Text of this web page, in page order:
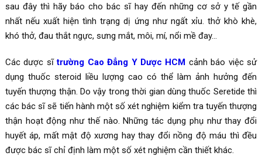
sau đây thì hãy báo cho bác sĩ hay đến những cơ sở y tế gần
nhất nếu xuất hiện tình trạng dị ứng như ngất xỉu. thở khò khè,
khó thở, đau thắt ngực, sưng mắt, môi, mí, nổi mề đay…
Các dược sĩtrường Cao Đẳng Y Dược HCM cảnh báo việc sử
dụng thuốc steroid liều lượng cao có thể làm ảnh hưởng đến
tuyến thượng thận. Do vậy trong thời gian dùng thuốc Seretide thì
các bác sĩ sẽ tiến hành một số xét nghiệm kiểm tra tuyến thượng
thận hoạt động như thế nào. Những tác dụng phụ như thay đổi
huyết áp, mất mật độ xương hay thay đổi nồng độ máu thì đều
được bác sĩ chỉ định làm một số xét nghiệm cần thiết khác.